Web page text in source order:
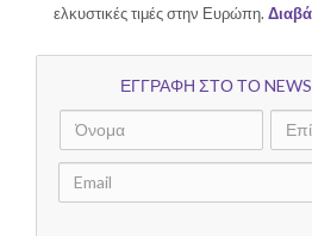
ελκυστικές τιμές στην Ευρώπη.
ΕΓΓΡΑΦΗ ΣΤΟ ΤΟ